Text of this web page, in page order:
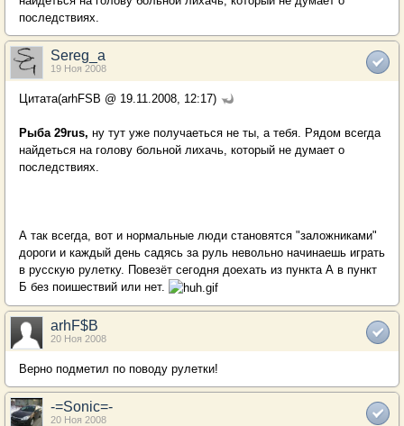
последствиях.
Sereg_a
19 Ноя 2008
Цитата(arhFSB @ 19.11.2008, 12:17)
Рыба 29rus, ну тут уже получаеться не ты, а тебя. Рядом всегда
найдеться на голову больной лихачь, который не думает о
последствиях.
А так всегда, вот и нормальные люди становятся "заложниками"
дороги и каждый день садясь за руль невольно начинаешь играть
в русскую рулетку. Повезёт сегодня доехать из пункта А в пункт
Б без поишествий или нет.
arhF$B
20 Ноя 2008
Верно подметил по поводу рулетки!
-=Sonic=-
20 Ноя 2008